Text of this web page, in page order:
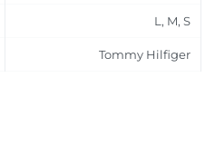
L, M, S
Tommy Hilfiger